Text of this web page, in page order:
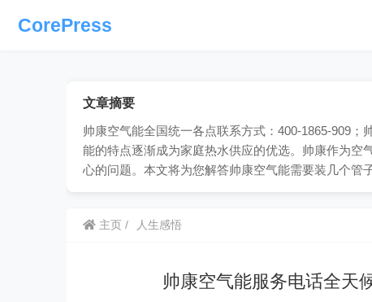
CorePress
文章摘要
帅康空气能全国统一各点联系方式：400-1865-909
能的特点逐渐成为家庭热水供应的优选。帅康作为空
心的问题。本文将为您解答帅康空气能需要装几个
主页 人生感悟
帅康空气能服务电话全天